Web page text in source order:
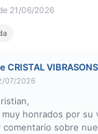
21/06/2026
CRISTAL VIBRASONS
07/2026
honrados por su
comentario sobre